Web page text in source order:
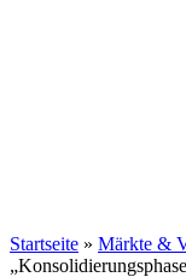
Startseite » Märkte &